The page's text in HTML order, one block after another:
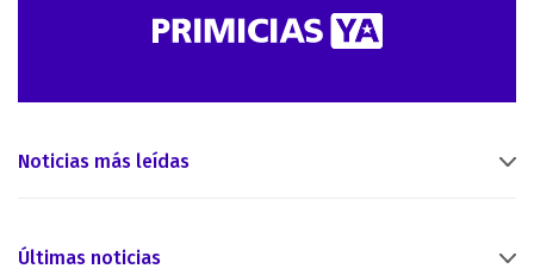
Noticias más leídas
Últimas noticias